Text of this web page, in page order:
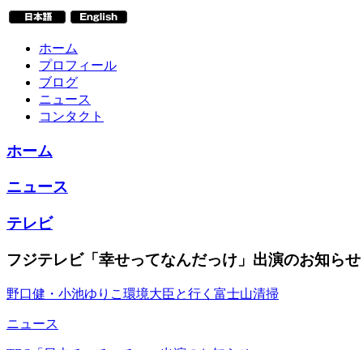
ホーム
プロフィール
ブログ
ニュース
コンタクト
ホーム
ニュース
テレビ
フジテレビ「幸せってなんだっけ」出演のお知らせ
野口健・小池ゆりこ環境大臣と行く富士山清掃
ニュース